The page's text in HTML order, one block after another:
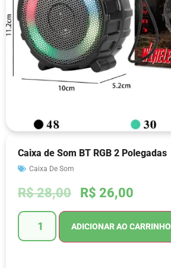
Caixa de Som BT RGB 2 Polegadas
Caixa De Som
R$28,00 R$ 26,00
ADICIONAR AO CARRINHO